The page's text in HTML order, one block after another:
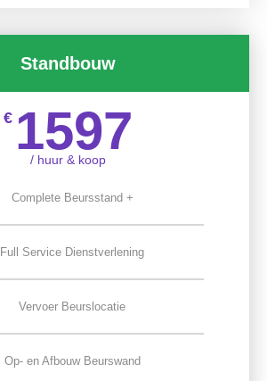
Standbouw
€ 1597
/ huur & koop
Complete Beursstand +
Full Service Dienstverlening
Vervoer Beurslocatie
Op- en Afbouw Beurswand